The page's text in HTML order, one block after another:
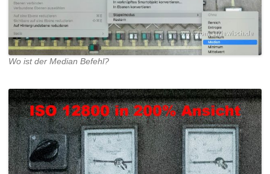
Wo ist der Median Befehl?